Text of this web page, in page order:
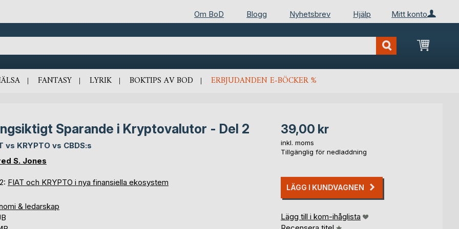
Mitt konto
Om BoD Blogg Nyhetsbrev Hjälp
Min
FANTASY LYRIK BOKTIPS AV BOD ERBJUDANDEN E-BÖCKER %
Sparande i Kryptovalutor - Del 2
vs KRYPTO vs CBDS:s
S. Jones
FIAT och KRYPTO i nya finansiella ekosystem
& ledarskap
39,00 kr
inkl. moms
Tillgänglig för nedladdning
LÄGG I KUNDVAGNEN
Lägg till i kom-ihåglista